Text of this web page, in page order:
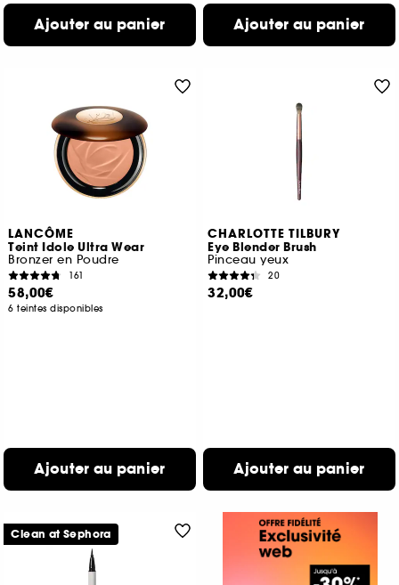
Ajouter au panier Ajouter au panier
LANCÔME
Teint Idole Ultra Wear
Bronzer en Poudre
161
58,00€
6 teintes disponibles
Ajouter au panier
CHARLOTTE TILBURY
Eye Blender Brush
Pinceau yeux
20
32,00€
Ajouter au panier
Clean at Sephora